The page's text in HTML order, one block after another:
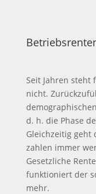
Seit Jahren steht
nicht.
d. h. die Phase
Gleichzeitig geht
zahlen immer
Gesetzliche
funktioniert der
mehr.